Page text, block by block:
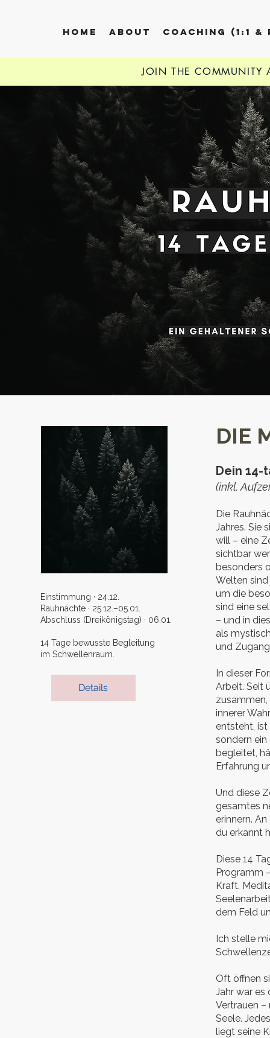
HOME ABOUT COACHING (1:1 &
SIGN UP TO THE
Einstimmung · 24.12.
Rauhnächte · 25.12.–05.01.
Abschluss (Dreikönigstag) · 06.01.
14 Tage bewusste Begleitung
im Schwellenraum.
Details
DIE
Dein 14-
(inkl.
Die
Jahres. Sie
will – eine
sichtbar
besonders
Welten
um die
sind eine
– und in
als
und
In dieser
Arbeit. Seit
innerer
entsteht, ist
sondern
begleitet,
Erfahrung
Und diese
gesamtes
erinnern.
du erkannt
Diese 14
Programm
Kraft.
dem Feld
Ich stelle
Oft öffnen
Jahr war es
Vertrauen
Seele.
liegt seine
JOIN THE COMMUNITY